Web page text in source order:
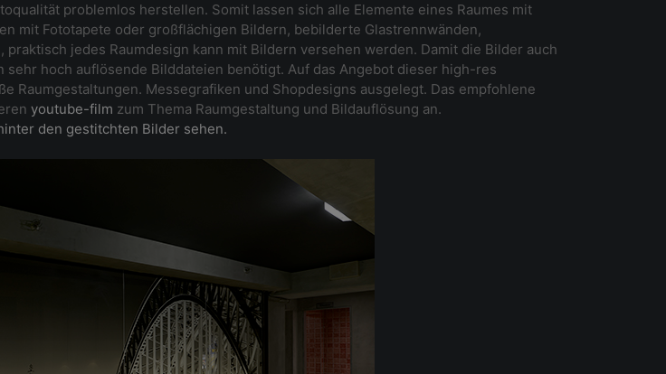
problemlos herstellen. Somit lassen sich alle Elemente eines Raumes mit
mit Fototapete oder großflächigen Bildern, bebilderte Glastrennwänden,
jedes Raumdesign kann mit Bildern versehen werden. Damit die Bilder auch
hoch auflösende Bilddateien benötigt. Auf das Angebot dieser high-res
Raumgestaltungen. Messegrafiken und Shopdesigns ausgelegt. Das empfohlene
youtube-film zum Thema Raumgestaltung und Bildauflösung an.
den gestitchten Bilder sehen.